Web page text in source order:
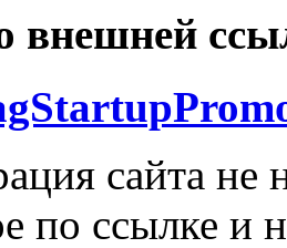
внешней
сайта не
по ссылке и